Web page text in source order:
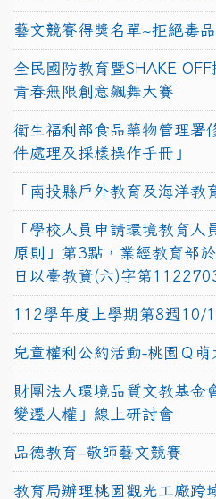
藝文競賽得獎名單~拒絕毒
全民國防教育暨SHAKE
青春無限創意飆舞大賽
衛生福利部食品藥物管理署
件處理及採樣操作手冊」
「南投縣戶外教育及海洋教
「學校人員申請環境教育人
原則」第3點，業經教育部
日以臺教資(六)字第
112學年度上學期第8週10/
兒童權利公約活動-桃園Ｑ萌
財團法人環境品質文教基金
變遷人權」線上研討會
品德教育–敬師藝文競賽
教育局辦理桃園觀光工廠跨